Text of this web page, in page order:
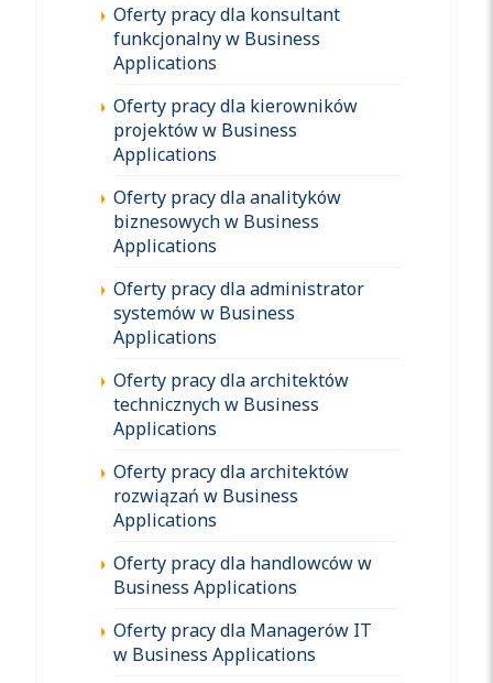
Oferty pracy dla konsultant
funkcjonalny w Business
Applications
Oferty pracy dla kierowników
projektów w Business
Applications
Oferty pracy dla analityków
biznesowych w Business
Applications
Oferty pracy dla administrator
systemów w Business
Applications
Oferty pracy dla architektów
technicznych w Business
Applications
Oferty pracy dla architektów
rozwiązań w Business
Applications
Oferty pracy dla handlowców w
Business Applications
Oferty pracy dla Managerów IT
w Business Applications